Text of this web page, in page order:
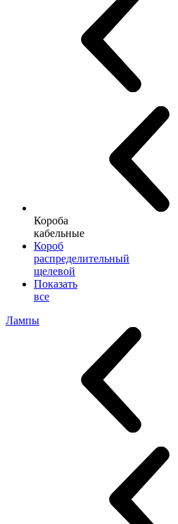
Короба
кабельные
Короб
распределительный
щелевой
Показать
все
Лампы